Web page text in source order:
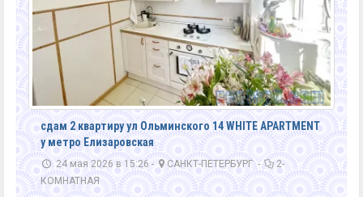
сдам 2 квартиру ул Ольминского 14 WHITE APARTMENT
у метро Елизаровская
24 мая 2026 в 15:26 - САНКТ-ПЕТЕРБУРГ -
2-
КОМНАТНАЯ